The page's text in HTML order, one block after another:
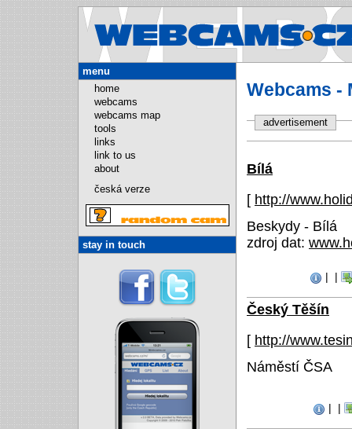
Webcams -
advertisement
Bílá
[ http://
Beskydy - Bílá
zdroj dat:
| |
Český Těšín
[ http://
Náměstí ČSA
| |
menu
home
webcams
webcams map
tools
links
link to us
about
česká verze
stay in touch